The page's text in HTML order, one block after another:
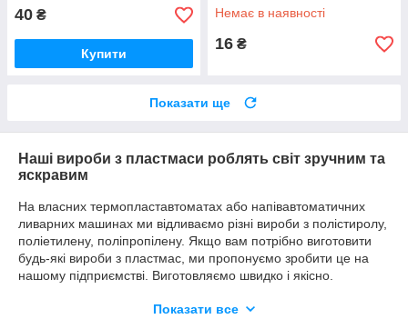
40 ₴
Купити
Немає в наявності
16 ₴
Показати ще
Наші вироби з пластмаси роблять світ зручним та
яскравим
На власних термопластавтоматах або напівавтоматичних
ливарних машинах ми відливаємо різні вироби з полістиролу,
поліетилену, поліпропілену. Якщо вам потрібно виготовити
будь-які вироби з пластмас, ми пропонуємо зробити це на
нашому підприємстві. Виготовляємо швидко і якісно.
Від ідеї - до результату: з нами швидше!
Показати все